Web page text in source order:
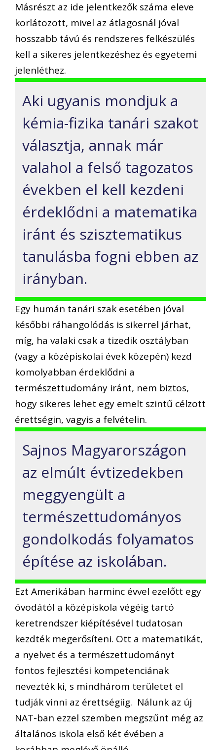
Másrészt az ide jelentkezők száma eleve
korlátozott, mivel az átlagosnál jóval
hosszabb távú és rendszeres felkészülés
kell a sikeres jelentkezéshez és egyetemi
jelenléthez.
Aki ugyanis mondjuk a
kémia-fizika tanári szakot
választja, annak már
valahol a felső tagozatos
években el kell kezdeni
érdeklődni a matematika
iránt és szisztematikus
tanulásba fogni ebben az
irányban.
Egy humán tanári szak esetében jóval
későbbi ráhangolódás is sikerrel járhat,
míg, ha valaki csak a tizedik osztályban
(vagy a középiskolai évek közepén) kezd
komolyabban érdeklődni a
természettudomány iránt, nem biztos,
hogy sikeres lehet egy emelt szintű célzott
érettségin, vagyis a felvételin.
Sajnos Magyarországon
az elmúlt évtizedekben
meggyengült a
természettudományos
gondolkodás folyamatos
építése az iskolában.
Ezt Amerikában harminc évvel ezelőtt egy
óvodától a középiskola végéig tartó
keretrendszer kiépítésével tudatosan
kezdték megerősíteni. Ott a matematikát,
a nyelvet és a természettudományt
fontos fejlesztési kompetenciának
nevezték ki, s mindhárom területet el
tudják vinni az érettségiig. Nálunk az új
NAT-ban ezzel szemben megszűnt még az
általános iskola első két évében a